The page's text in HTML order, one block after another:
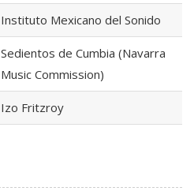
Instituto Mexicano del Sonido
Sedientos de Cumbia (Navarra
Music Commission)
Izo Fritzroy